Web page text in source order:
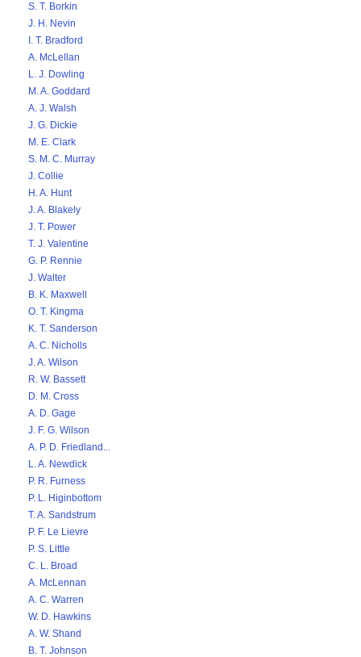
S. T. Borkin
J. H. Nevin
I. T. Bradford
A. McLellan
L. J. Dowling
M. A. Goddard
A. J. Walsh
J. G. Dickie
M. E. Clark
S. M. C. Murray
J. Collie
H. A. Hunt
J. A. Blakely
J. T. Power
T. J. Valentine
G. P. Rennie
J. Walter
B. K. Maxwell
O. T. Kingma
K. T. Sanderson
A. C. Nicholls
J. A. Wilson
R. W. Bassett
D. M. Cross
A. D. Gage
J. F. G. Wilson
A. P. D. Friedland...
L. A. Newdick
P. R. Furness
P. L. Higinbottom
T. A. Sandstrum
P. F. Le Lievre
P. S. Little
C. L. Broad
A. McLennan
A. C. Warren
W. D. Hawkins
A. W. Shand
B. T. Johnson